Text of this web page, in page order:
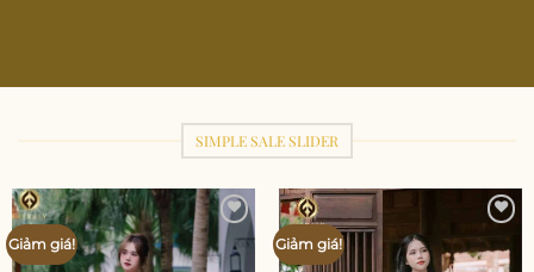
SIMPLE SALE SLIDER
Giảm giá!
Add to
wishlist
Giảm giá!
wishlist